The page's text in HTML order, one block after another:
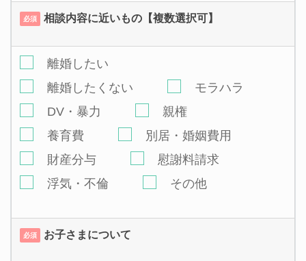
必須 相談内容に近いもの【複数選択可】
離婚したい
離婚したくない
モラハラ
DV・暴力
親権
養育費
別居・婚姻費用
財産分与
慰謝料請求
浮気・不倫
その他
必須 お子さまについて